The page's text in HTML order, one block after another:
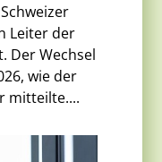
Leiter der
Der Wechsel
wie der
mitteilte....